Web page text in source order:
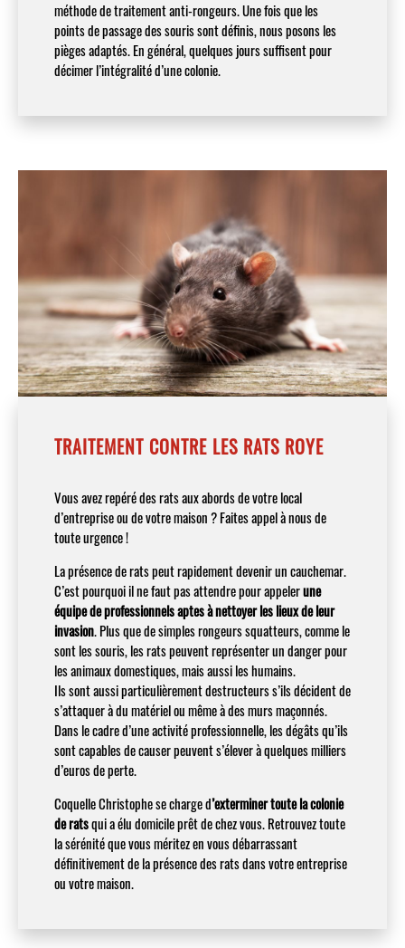
méthode de traitement anti-rongeurs. Une fois que les
points de passage des souris sont définis, nous posons les
pièges adaptés. En général, quelques jours suffisent pour
décimer l’intégralité d’une colonie.
TRAITEMENT CONTRE LES RATS ROYE
Vous avez repéré des rats aux abords de votre local
d’entreprise ou de votre maison ? Faites appel à nous de
toute urgence !
La présence de rats peut rapidement devenir un cauchemar.
C’est pourquoi il ne faut pas attendre pour appelerune
équipe de professionnels aptes à nettoyer les lieux de leur
invasion. Plus que de simples rongeurs squatteurs, comme le
sont les souris, les rats peuvent représenter un danger pour
les animaux domestiques, mais aussi les humains.
Ils sont aussi particulièrement destructeurs s’ils décident de
s’attaquer à du matériel ou même à des murs maçonnés.
Dans le cadre d’une activité professionnelle, les dégâts qu’ils
sont capables de causer peuvent s’élever à quelques milliers
d’euros de perte.
Coquelle Christophe se charge d’exterminer toute la colonie
de ratsqui a élu domicile prêt de chez vous. Retrouvez toute
la sérénité que vous méritez en vous débarrassant
définitivement de la présence des rats dans votre entreprise
ou votre maison.